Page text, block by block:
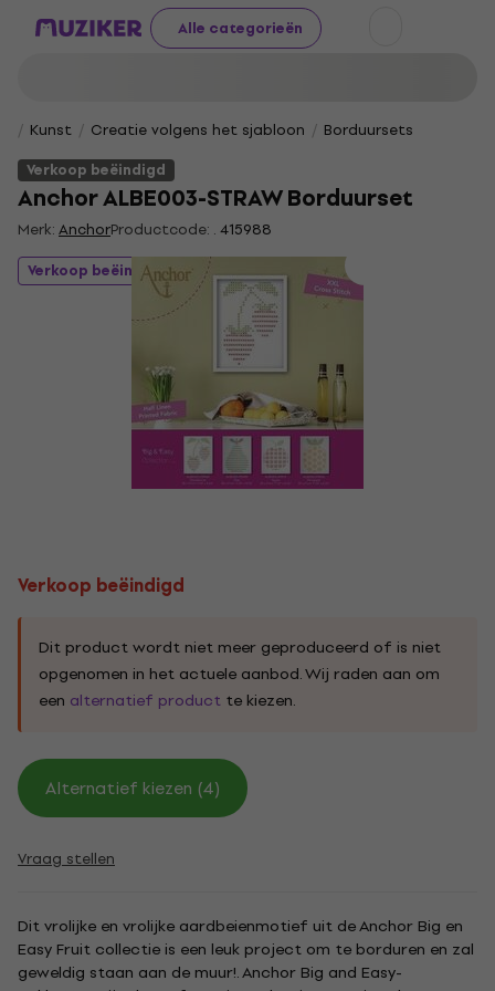
Alle categorieën
Kunst Creatie volgens het sjabloon
Borduursets
Verkoop beëindigd
Anchor ALBE003-STRAW Borduurset
Merk:AnchorProductcode: .415988
Verkoop beëindigd
Verkoop beëindigd
Dit product wordt niet meer geproduceerd of is niet
opgenomen in het actuele aanbod. Wij raden aan om
een alternatief product te kiezen.
Alternatief kiezen (4)
Vraag stellen
Dit vrolijke en vrolijke aardbeienmotief uit de Anchor Big en
Easy Fruit collectie is een leuk project om te borduren en zal
geweldig staan ​​aan de muur!. Anchor Big and Easy-